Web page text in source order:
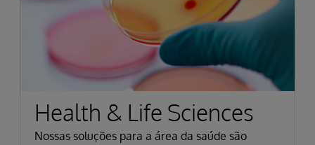
Health & Life Sciences
Nossas soluções para a área da saúde são